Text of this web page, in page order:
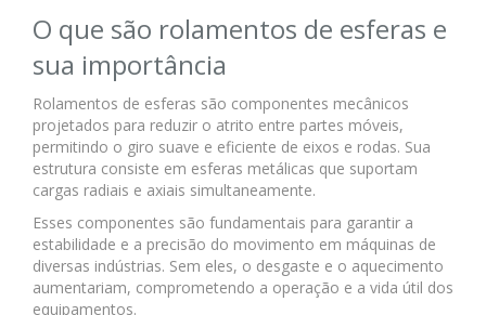
O que são rolamentos de esferas e
sua importância
Rolamentos de esferas são componentes mecânicos
projetados para reduzir o atrito entre partes móveis,
permitindo o giro suave e eficiente de eixos e rodas. Sua
estrutura consiste em esferas metálicas que suportam
cargas radiais e axiais simultaneamente.
Esses componentes são fundamentais para garantir a
estabilidade e a precisão do movimento em máquinas de
diversas indústrias. Sem eles, o desgaste e o aquecimento
aumentariam, comprometendo a operação e a vida útil dos
equipamentos.